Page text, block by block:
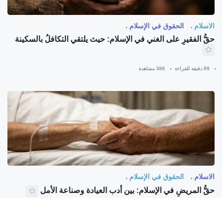
الاسلام الحقوق في الإسلام
حقُّ الفقيرِ على الغني في الإسلام: حيث يلتقي التكافلُ بالسكينة
89 دقيقة للقراءة 386 مشاهدة
الاسلام الحقوق في الإسلام
حقُّ المريضِ في الإسلام: بين أدب العيادة وصناعة الأمل